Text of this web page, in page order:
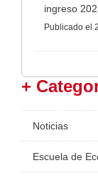
ingreso
Publicado el
+
Noticias
Escuela de